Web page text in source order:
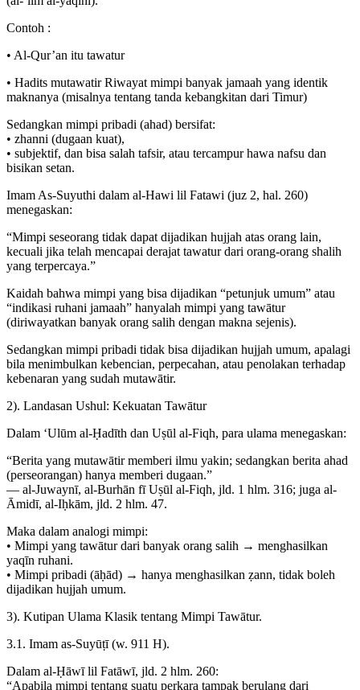
Contoh :
• Al-Qur’an itu tawatur
• Hadits mutawatir Riwayat mimpi banyak jamaah yang identik
maknanya (misalnya tentang tanda kebangkitan dari Timur)
Sedangkan mimpi pribadi (ahad) bersifat:
• zhanni (dugaan kuat),
• subjektif, dan bisa salah tafsir, atau tercampur hawa nafsu dan
bisikan setan.
Imam As-Suyuthi dalam al-Hawi lil Fatawi (juz 2, hal. 260)
menegaskan:
“Mimpi seseorang tidak dapat dijadikan hujjah atas orang lain,
kecuali jika telah mencapai derajat tawatur dari orang-orang shalih
yang terpercaya.”
Kaidah bahwa mimpi yang bisa dijadikan “petunjuk umum” atau
“indikasi ruhani jamaah” hanyalah mimpi yang tawātur
(diriwayatkan banyak orang salih dengan makna sejenis).
Sedangkan mimpi pribadi tidak bisa dijadikan hujjah umum, apalagi
bila menimbulkan kebencian, perpecahan, atau penolakan terhadap
kebenaran yang sudah mutawātir.
2). Landasan Ushul: Kekuatan Tawātur
Dalam ‘Ulūm al-Ḥadīth dan Uṣūl al-Fiqh, para ulama menegaskan:
“Berita yang mutawātir memberi ilmu yakin; sedangkan berita ahad
(perseorangan) hanya memberi dugaan.”
— al-Juwaynī, al-Burhān fī Uṣūl al-Fiqh, jld. 1 hlm. 316; juga al-
Āmidī, al-Iḥkām, jld. 2 hlm. 47.
Maka dalam analogi mimpi:
• Mimpi yang tawātur dari banyak orang salih → menghasilkan
yaqīn ruhani.
• Mimpi pribadi (āḥād) → hanya menghasilkan ẓann, tidak boleh
dijadikan hujjah umum.
3). Kutipan Ulama Klasik tentang Mimpi Tawātur.
3.1. Imam as-Suyūṭī (w. 911 H).
Dalam al-Ḥāwī lil Fatāwī, jld. 2 hlm. 260:
“Apabila mimpi tentang suatu perkara tampak berulang dari